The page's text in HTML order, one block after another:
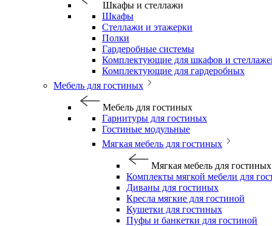
Шкафы и стеллажи
Шкафы
Стеллажи и этажерки
Полки
Гардеробные системы
Комплектующие для шкафов и
Комплектующие для гардеробных
Мебель для гостиных
Мебель для гостиных
Гарнитуры для гостиных
Гостиные модульные
Мягкая мебель для гостиных
Мягкая мебель для гостиных
Комплекты мягкой мебели для
Диваны для гостиных
Кресла мягкие для гостиной
Кушетки для гостиных
Пуфы и банкетки для гостиной